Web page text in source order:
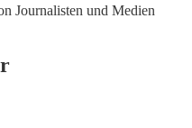
Journalisten und Medien